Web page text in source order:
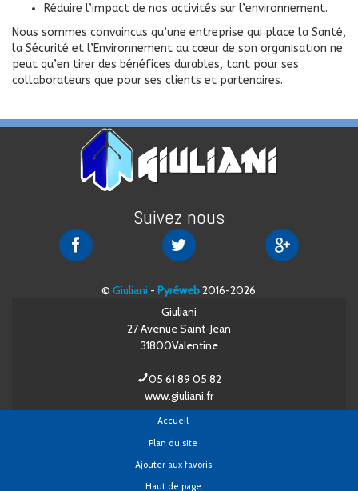
Réduire l’impact de nos activités sur l’environnement.
Nous sommes convaincus qu’une entreprise qui place la Santé,
la Sécurité et l’Environnement au cœur de son organisation ne
peut qu’en tirer des bénéfices durables, tant pour ses
collaborateurs que pour ses clients et partenaires.
Suivez nous
Giuliani
Giuliani
Giuliani
©Giuliani -Pyréweb2016-2026
Giuliani
27 Avenue Saint-Jean
31800Valentine
05 61 89 05 82
www.giuliani.fr
Accueil
Plan du site
Ajouter aux favoris
Haut de page